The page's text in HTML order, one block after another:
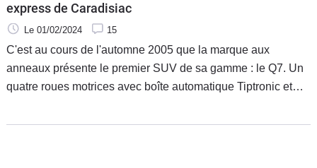
express de Caradisiac
Le 01/02/2024 15
C'est au cours de l'automne 2005 que la marque aux
anneaux présente le premier SUV de sa gamme : le Q7. Un
quatre roues motrices avec boîte automatique Tiptronic et
de 2,2 tonnes, autant dire que le Q7 ne fait pas dans le